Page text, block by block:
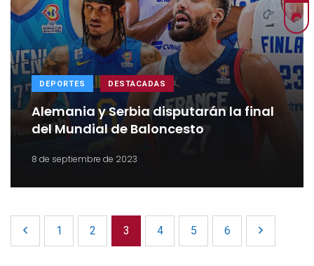
DEPORTES DESTACADAS
Alemania y Serbia disputarán la final
del Mundial de Baloncesto
8 de septiembre de 2023
1 2 3 4 5 6